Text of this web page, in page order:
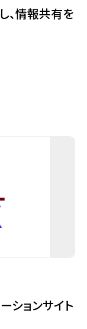
、情報共有を
ションサイト